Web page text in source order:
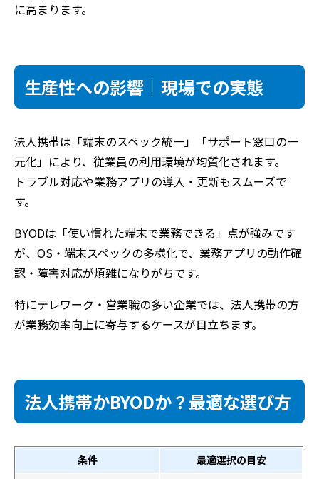
に高まります。
生産性への影響｜現場での実態
法人携帯は「端末のスペック統一」「サポート窓口の一
元化」により、従業員の利用環境が均質化されます。
トラブル対応や業務アプリの導入・更新もスムーズで
す。
BYODは「使い慣れた端末で業務できる」点が強みです
が、OS・端末スペックの多様化で、業務アプリの動作確
認・障害対応が煩雑になりがちです。
特にテレワーク・営業職の多い企業では、法人携帯の方
が業務効率向上に寄与するケースが目立ちます。
法人携帯かBYODか？最適な選び方
条件 最適選択の目安